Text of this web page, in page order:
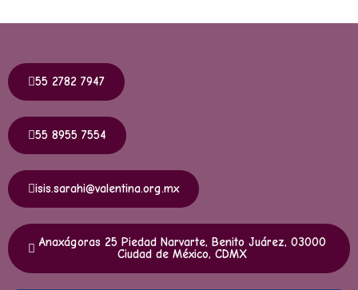
55 2782 7947
55 8955 7554
isis.sarahi@valentina.org.mx
Anaxágoras 25 Piedad Narvarte, Benito Juárez, 03000
Ciudad de México, CDMX